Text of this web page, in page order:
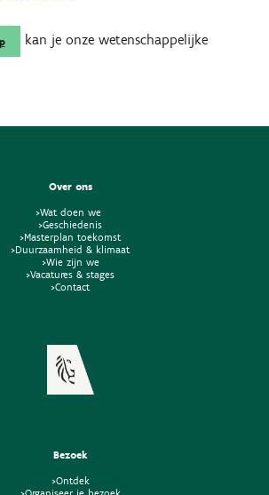
kan je onze wetenschappelijke
Over ons
>Wat doen we
>Geschiedenis
>Masterplan toekomst
>Duurzaamheid & klimaat
>Wie zijn we
>Vacatures & stages
>Contact
Bezoek
>Ontdek